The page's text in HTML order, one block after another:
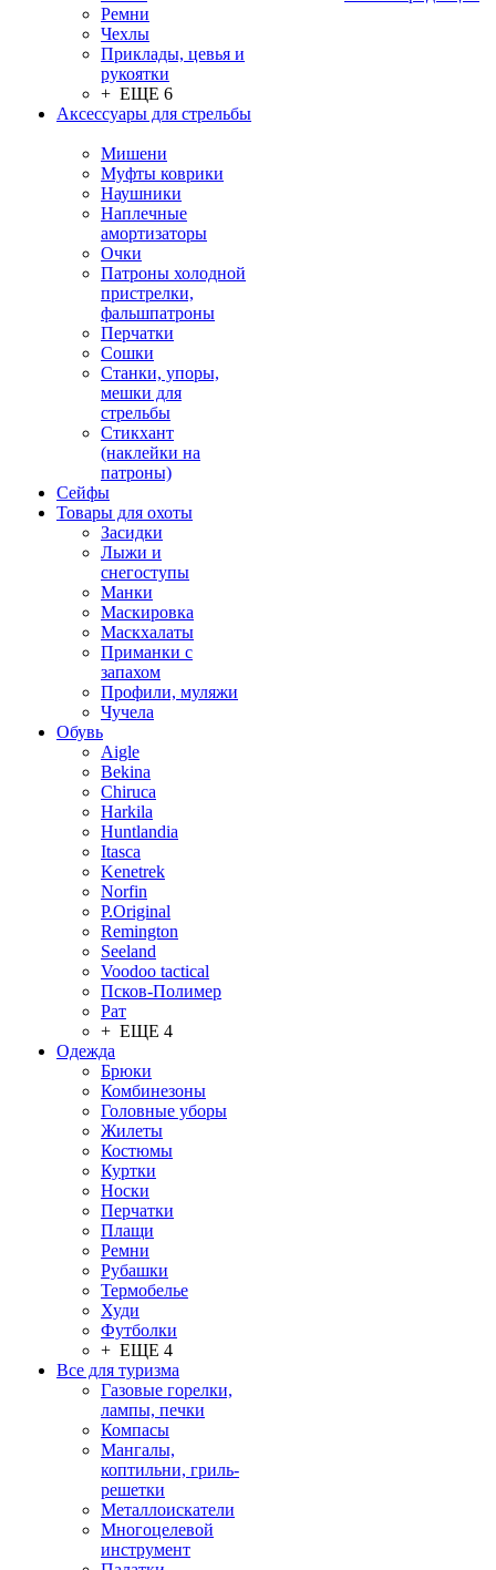
Ремни
Чехлы
Приклады, цевья и
рукоятки
+ ЕЩЕ 6
Аксессуары для стрельбы
Мишени
Муфты коврики
Наушники
Наплечные
амортизаторы
Очки
Патроны холодной
пристрелки,
фальшпатроны
Перчатки
Сошки
Станки, упоры,
мешки для
стрельбы
Стикхант
(наклейки на
патроны)
Сейфы
Товары для охоты
Засидки
Лыжи и
снегоступы
Манки
Маскировка
Маскхалаты
Приманки с
запахом
Профили, муляжи
Чучела
Обувь
Aigle
Bekina
Chiruсa
Harkila
Huntlandia
Itasca
Kenetrek
Norfin
P.Original
Remington
Seeland
Voodoo tactical
Псков-Полимер
Рат
+ ЕЩЕ 4
Одежда
Брюки
Комбинезоны
Головные уборы
Жилеты
Костюмы
Куртки
Носки
Перчатки
Плащи
Ремни
Рубашки
Термобелье
Худи
Футболки
+ ЕЩЕ 4
Все для туризма
Газовые горелки,
лампы, печки
Компасы
Мангалы,
коптильни, гриль-
решетки
Металлоискатели
Многоцелевой
инструмент